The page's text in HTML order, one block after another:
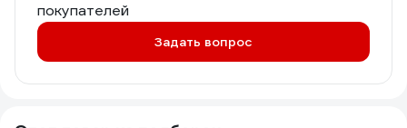
покупателей
Задать вопрос